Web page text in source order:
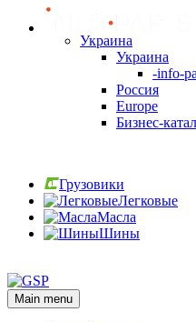
Украина
Украина
-info-
Россия
Europe
Бизнес-
Грузовики
Легковые
Масла
Шины
Main menu